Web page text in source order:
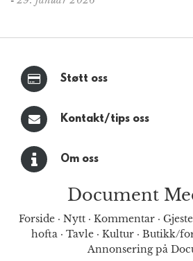
Støtt oss
Kontakt/tips oss
Om oss
Document
Forside · Nytt · Kommentar ·
hofta· Tavle· Kultur· Butikk/
Annonsering på